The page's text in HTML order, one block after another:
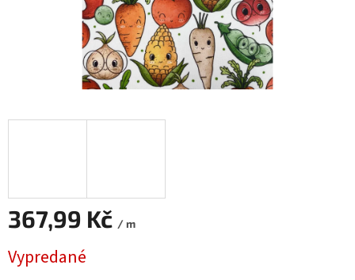
367,99 Kč / m
cena:
Vypredané